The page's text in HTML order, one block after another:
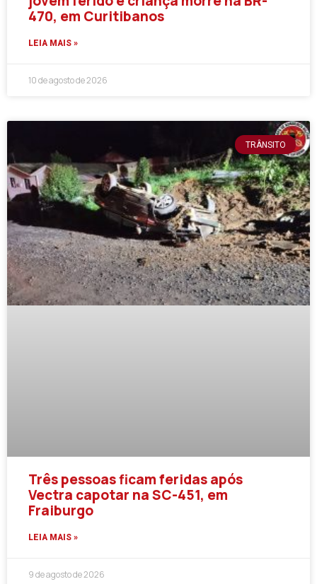
470, em Curitibanos
LEIA MAIS »
10 de agosto de 2026
TRÂNSITO
Três pessoas ficam feridas após
Vectra capotar na SC-451, em
Fraiburgo
LEIA MAIS »
9 de agosto de 2026